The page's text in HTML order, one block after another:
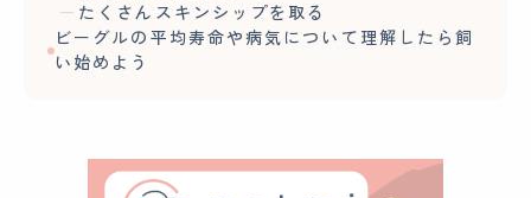
たくさんスキンシップを取る
ビーグルの平均寿命や病気について理解したら飼
い始めよう